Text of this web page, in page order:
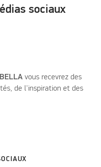
sociaux
vous recevrez des
de l'inspiration et des